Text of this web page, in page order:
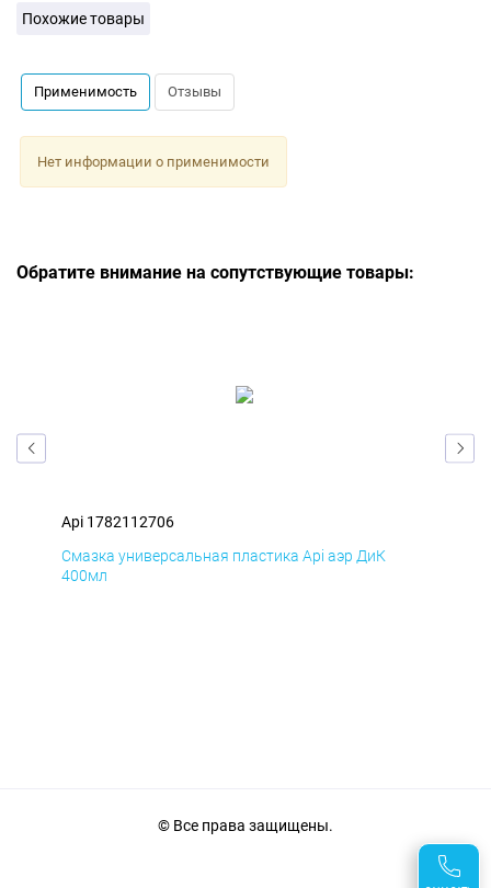
Похожие товары
Применимость Отзывы
Нет информации о применимости
Обратите внимание на сопутствующие товары:
Api 1782112706
Смазка универсальная пластика Api аэр ДиК
400мл
© Все права защищены.